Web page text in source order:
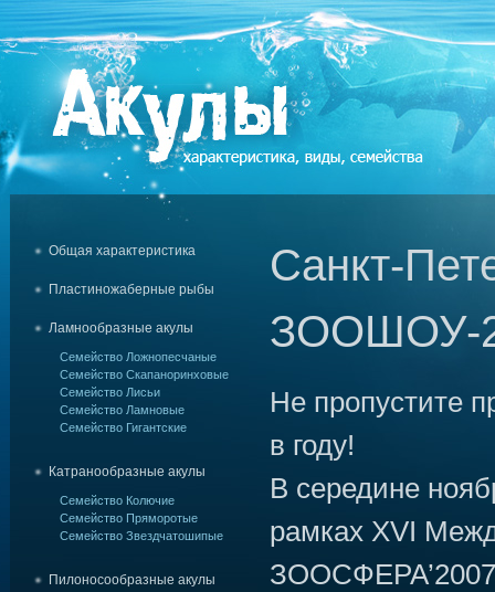
Общая характеристика
Пластиножаберные рыбы
Ламнообразные акулы
Семейство Ложнопесчаные
Семейство Скапаноринховые
Семейство Лисьи
Семейство Ламновые
Семейство Гигантские
Катранообразные акулы
Семейство Колючие
Семейство Пряморотые
Семейство Звездчатошипые
Пилоносообразные акулы
Санкт-
ЗООШОУ-
Не пропустите
в году!
В середине
рамках XVI